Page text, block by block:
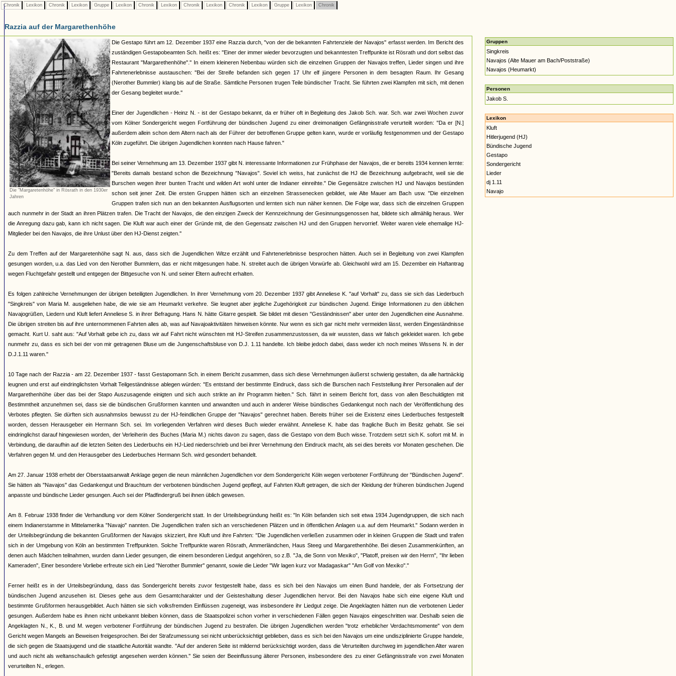
Chronik Lexikon Chronik Lexikon Gruppe Lexikon Chronik Lexikon Chronik Lexikon Chronik Lexikon Gruppe Lexikon Chronik
Razzia auf der Margarethenhöhe
Die "Margaretenhöhe" in Rösrath in den 1930er
Jahren
Die Gestapo führt am 12. Dezember 1937 eine Razzia durch, "von der die bekannten Fahrtenziele der Navajos" erfasst werden. Im Bericht des
zuständigen Gestapobeamten Sch. heißt es: "Einer der immer wieder bevorzugten und bekanntesten Treffpunkte ist Rösrath und dort selbst das
Restaurant "Margarethenhöhe"." In einem kleineren Nebenbau würden sich die einzelnen Gruppen der Navajos treffen, Lieder singen und ihre
Fahrtenerlebnisse austauschen: "Bei der Streife befanden sich gegen 17 Uhr elf jüngere Personen in dem besagten Raum. Ihr Gesang
(Nerother Bummler) klang bis auf die Straße. Sämtliche Personen trugen Teile bündischer Tracht. Sie führten zwei Klampfen mit sich, mit denen
der Gesang begleitet wurde."
Einer der Jugendlichen - Heinz N. - ist der Gestapo bekannt, da er früher oft in Begleitung des Jakob Sch. war. Sch. war zwei Wochen zuvor
vom Kölner Sondergericht wegen Fortführung der bündischen Jugend zu einer dreimonatigen Gefängnisstrafe verurteilt worden: "Da er [N.]
außerdem allein schon dem Altern nach als der Führer der betroffenen Gruppe gelten kann, wurde er vorläufig festgenommen und der Gestapo
Köln zugeführt. Die übrigen Jugendlichen konnten nach Hause fahren."
Bei seiner Vernehmung am 13. Dezember 1937 gibt N. interessante Informationen zur Frühphase der Navajos, die er bereits 1934 kennen lernte:
"Bereits damals bestand schon die Bezeichnung "Navajos". Soviel ich weiss, hat zunächst die HJ die Bezeichnung aufgebracht, weil sie die
Burschen wegen ihrer bunten Tracht und wilden Art wohl unter die Indianer einreihte." Die Gegensätze zwischen HJ und Navajos bestünden
schon seit jener Zeit. Die ersten Gruppen hätten sich an einzelnen Strassenecken gebildet, wie Alte Mauer am Bach usw. "Die einzelnen
Gruppen trafen sich nun an den bekannten Ausflugsorten und lernten sich nun näher kennen. Die Folge war, dass sich die einzelnen Gruppen
auch nunmehr in der Stadt an ihren Plätzen trafen. Die Tracht der Navajos, die den einzigen Zweck der Kennzeichnung der Gesinnungsgenossen hat, bildete sich allmählig heraus. Wer
die Anregung dazu gab, kann ich nicht sagen. Die Kluft war auch einer der Gründe mit, die den Gegensatz zwischen HJ und den Gruppen hervorrief. Weiter waren viele ehemalige HJ-
Mitglieder bei den Navajos, die ihre Unlust über den HJ-Dienst zeigten."
Zu dem Treffen auf der Margaretenhöhe sagt N. aus, dass sich die Jugendlichen Witze erzählt und Fahrtenerlebnisse besprochen hätten. Auch sei in Begleitung von zwei Klampfen
gesungen worden, u.a. das Lied von den Nerother Bummlern, das er nicht mitgesungen habe. N. streitet auch die übrigen Vorwürfe ab. Gleichwohl wird am 15. Dezember ein Haftantrag
wegen Fluchtgefahr gestellt und entgegen der Bittgesuche von N. und seiner Eltern aufrecht erhalten.
Es folgen zahlreiche Vernehmungen der übrigen beteiligten Jugendlichen. In ihrer Vernehmung vom 20. Dezember 1937 gibt Anneliese K. "auf Vorhalt" zu, dass sie sich das Liederbuch
"Singkreis" von Maria M. ausgeliehen habe, die wie sie am Heumarkt verkehre. Sie leugnet aber jegliche Zugehörigkeit zur bündischen Jugend. Einige Informationen zu den üblichen
Navajogrüßen, Liedern und Kluft liefert Anneliese S. in ihrer Befragung. Hans N. hätte Gitarre gespielt. Sie bildet mit diesen "Geständnissen" aber unter den Jugendlichen eine Ausnahme.
Die übrigen streiten bis auf ihre unternommenen Fahrten alles ab, was auf Navajoaktivitäten hinweisen könnte. Nur wenn es sich gar nicht mehr vermeiden lässt, werden Eingeständnisse
gemacht. Kurt U. saht aus: "Auf Vorhalt gebe ich zu, dass wir auf Fahrt nicht wünschten mit HJ-Streifen zusammenzustossen, da wir wussten, dass wir falsch gekleidet waren. Ich gebe
nunmehr zu, dass es sich bei der von mir getragenen Bluse um die Jungenschaftsbluse von D.J. 1.11 handelte. Ich bleibe jedoch dabei, dass weder ich noch meines Wissens N. in der
D.J.1.11 waren."
10 Tage nach der Razzia - am 22. Dezember 1937 - fasst Gestapomann Sch. in einem Bericht zusammen, dass sich diese Vernehmungen äußerst schwierig gestalten, da alle hartnäckig
leugnen und erst auf eindringlichsten Vorhalt Teilgeständnisse ablegen würden: "Es entstand der bestimmte Eindruck, dass sich die Burschen nach Feststellung ihrer Personalien auf der
Margarethenhöhe über das bei der Stapo Auszusagende einigten und sich auch strikte an ihr Programm hielten." Sch. fährt in seinem Bericht fort, dass von allen Beschuldigten mit
Bestimmtheit anzunehmen sei, dass sie die bündischen Grußformen kannten und anwandten und auch in anderer Weise bündisches Gedankengut noch nach der Veröffentlichung des
Verbotes pflegten. Sie dürften sich ausnahmslos bewusst zu der HJ-feindlichen Gruppe der "Navajos" gerechnet haben. Bereits früher sei die Existenz eines Liederbuches festgestellt
worden, dessen Herausgeber ein Hermann Sch. sei. Im vorliegenden Verfahren wird dieses Buch wieder erwähnt. Anneliese K. habe das fragliche Buch im Besitz gehabt. Sie sei
eindringlichst darauf hingewiesen worden, der Verleiherin des Buches (Maria M.) nichts davon zu sagen, dass die Gestapo von dem Buch wisse. Trotzdem setzt sich K. sofort mit M. in
Verbindung, die daraufhin auf die letzten Seiten des Liederbuchs ein HJ-Lied niederschrieb und bei ihrer Vernehmung den Eindruck macht, als sei dies bereits vor Monaten geschehen. Die
Verfahren gegen M. und den Herausgeber des Liederbuches Hermann Sch. wird gesondert behandelt.
Am 27. Januar 1938 erhebt der Oberstaatsanwalt Anklage gegen die neun männlichen Jugendlichen vor dem Sondergericht Köln wegen verbotener Fortführung der "Bündischen Jugend".
Sie hätten als "Navajos" das Gedankengut und Brauchtum der verbotenen bündischen Jugend gepflegt, auf Fahrten Kluft getragen, die sich der Kleidung der früheren bündischen Jugend
anpasste und bündische Lieder gesungen. Auch sei der Pfadfindergruß bei ihnen üblich gewesen.
Am 8. Februar 1938 finder die Verhandlung vor dem Kölner Sondergericht statt. In der Urteilsbegründung heißt es: "In Köln befanden sich seit etwa 1934 Jugendgruppen, die sich nach
einem Indianerstamme in Mittelamerika "Navajo" nannten. Die Jugendlichen trafen sich an verschiedenen Plätzen und in öffentlichen Anlagen u.a. auf dem Heumarkt." Sodann werden in
der Urteilsbegründung die bekannten Grußformen der Navajos skizziert, ihre Kluft und ihre Fahrten: "Die Jugendlichen verließen zusammen oder in kleinen Gruppen die Stadt und trafen
sich in der Umgebung von Köln an bestimmten Treffpunkten. Solche Treffpunkte waren Rösrath, Ammerländchen, Haus Steeg und Margarethenhöhe. Bei diesen Zusammenkünften, an
denen auch Mädchen teilnahmen, wurden dann Lieder gesungen, die einem besonderen Liedgut angehören, so z.B. "Ja, die Sonn von Mexiko", "Platoff, preisen wir den Herrn", "Ihr lieben
Kameraden", Einer besondere Vorliebe erfreute sich ein Lied "Nerother Bummler" genannt, sowie die Lieder "Wir lagen kurz vor Madagaskar" "Am Golf von Mexiko"."
Ferner heißt es in der Urteilsbegründung, dass das Sondergericht bereits zuvor festgestellt habe, dass es sich bei den Navajos um einen Bund handele, der als Fortsetzung der
bündischen Jugend anzusehen ist. Dieses gehe aus dem Gesamtcharakter und der Geisteshaltung dieser Jugendlichen hervor. Bei den Navajos habe sich eine eigene Kluft und
bestimmte Grußformen herausgebildet. Auch hätten sie sich volksfremden Einflüssen zugeneigt, was insbesondere ihr Liedgut zeige. Die Angeklagten hätten nun die verbotenen Lieder
gesungen. Außerdem habe es ihnen nicht unbekannt bleiben können, dass die Staatspolizei schon vorher in verschiedenen Fällen gegen Navajos eingeschritten war. Deshalb seien die
Angeklagten N., K., B. und M. wegen verbotener Fortführung der bündischen Jugend zu bestrafen. Die übrigen Jugendlichen werden "trotz erheblicher Verdachtsmomente" von dem
Gericht wegen Mangels an Beweisen freigesprochen. Bei der Strafzumessung sei nicht unberücksichtigt geblieben, dass es sich bei den Navajos um eine undisziplinierte Gruppe handele,
die sich gegen die Staatsjugend und die staatliche Autorität wandte. "Auf der anderen Seite ist mildernd berücksichtigt worden, dass die Verurteilten durchweg im jugendlichen Alter waren
und auch nicht als weltanschaulich gefestigt angesehen werden können." Sie seien der Beeinflussung älterer Personen, insbesondere des zu einer Gefängnisstrafe von zwei Monaten
verurteilten N., erlegen.
Gruppen
Singkreis
Navajos (Alte Mauer am Bach/Poststraße)
Navajos (Heumarkt)
Personen
Jakob S.
Lexikon
Kluft
Hitlerjugend (HJ)
Bündische Jugend
Gestapo
Sondergericht
Lieder
dj 1.11
Navajo